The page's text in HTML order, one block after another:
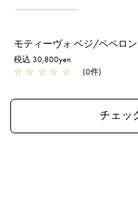
税込 30,800yen
☆ ☆ ☆ ☆ ☆ (0件)